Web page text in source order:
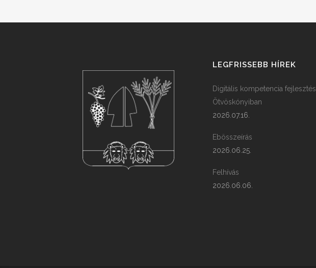
LEGFRISSEBB HÍREK
Digitális kompetencia fejlesztés
Ötvöskónyiban
2026.07.16.
Ebösszeírás
2026.06.25.
Felhívás
2026.06.06.